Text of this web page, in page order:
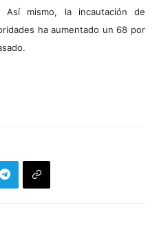
mismo, la incautación de
ha aumentado un 68 por